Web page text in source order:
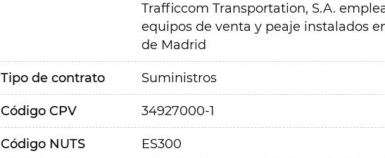
Trafficcom Transportation, S.A.
equipos de venta y peaje instalados
de Madrid
Tipo de contrato Suministros
Código CPV 34927000-1
Código NUTS ES300